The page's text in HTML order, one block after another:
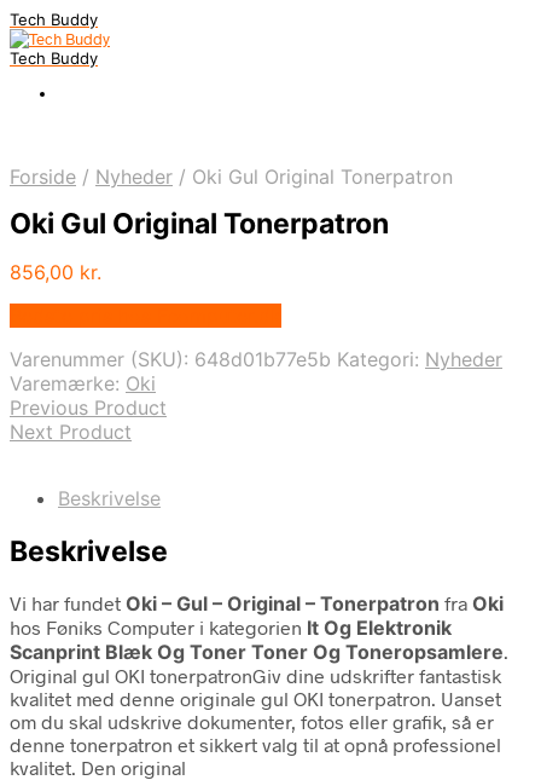
Tech Buddy
Tech Buddy
Forside / Nyheder / Oki Gul Original Tonerpatron
Oki Gul Original Tonerpatron
856,00 kr.
Varenummer (SKU): 648d01b77e5b Kategori: Nyheder
Varemærke: Oki
Previous Product
Next Product
Beskrivelse
Beskrivelse
Vi har fundet Oki – Gul – Original – Tonerpatron fra Oki
hos Føniks Computer i kategorien It Og Elektronik
Scanprint Blæk Og Toner Toner Og Toneropsamlere.
Original gul OKI tonerpatronGiv dine udskrifter fantastisk
kvalitet med denne originale gul OKI tonerpatron. Uanset
om du skal udskrive dokumenter, fotos eller grafik, så er
denne tonerpatron et sikkert valg til at opnå professionel
kvalitet. Den original